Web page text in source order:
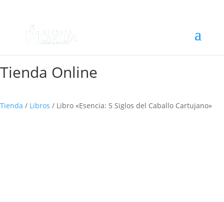
Tienda Online
Tienda / Libros / Libro «Esencia: 5 Siglos del Caballo Cartujano»